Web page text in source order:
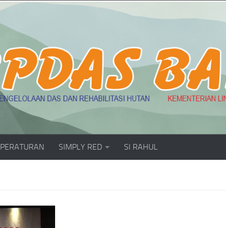
PERATURAN SIMPLY RED SI RAHUL